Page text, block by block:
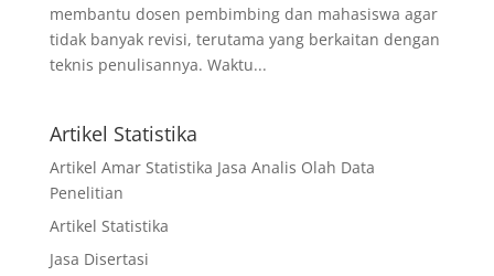
membantu dosen pembimbing dan mahasiswa agar
tidak banyak revisi, terutama yang berkaitan dengan
teknis penulisannya. Waktu...
Artikel Statistika
Artikel Amar Statistika Jasa Analis Olah Data
Penelitian
Artikel Statistika
Jasa Disertasi